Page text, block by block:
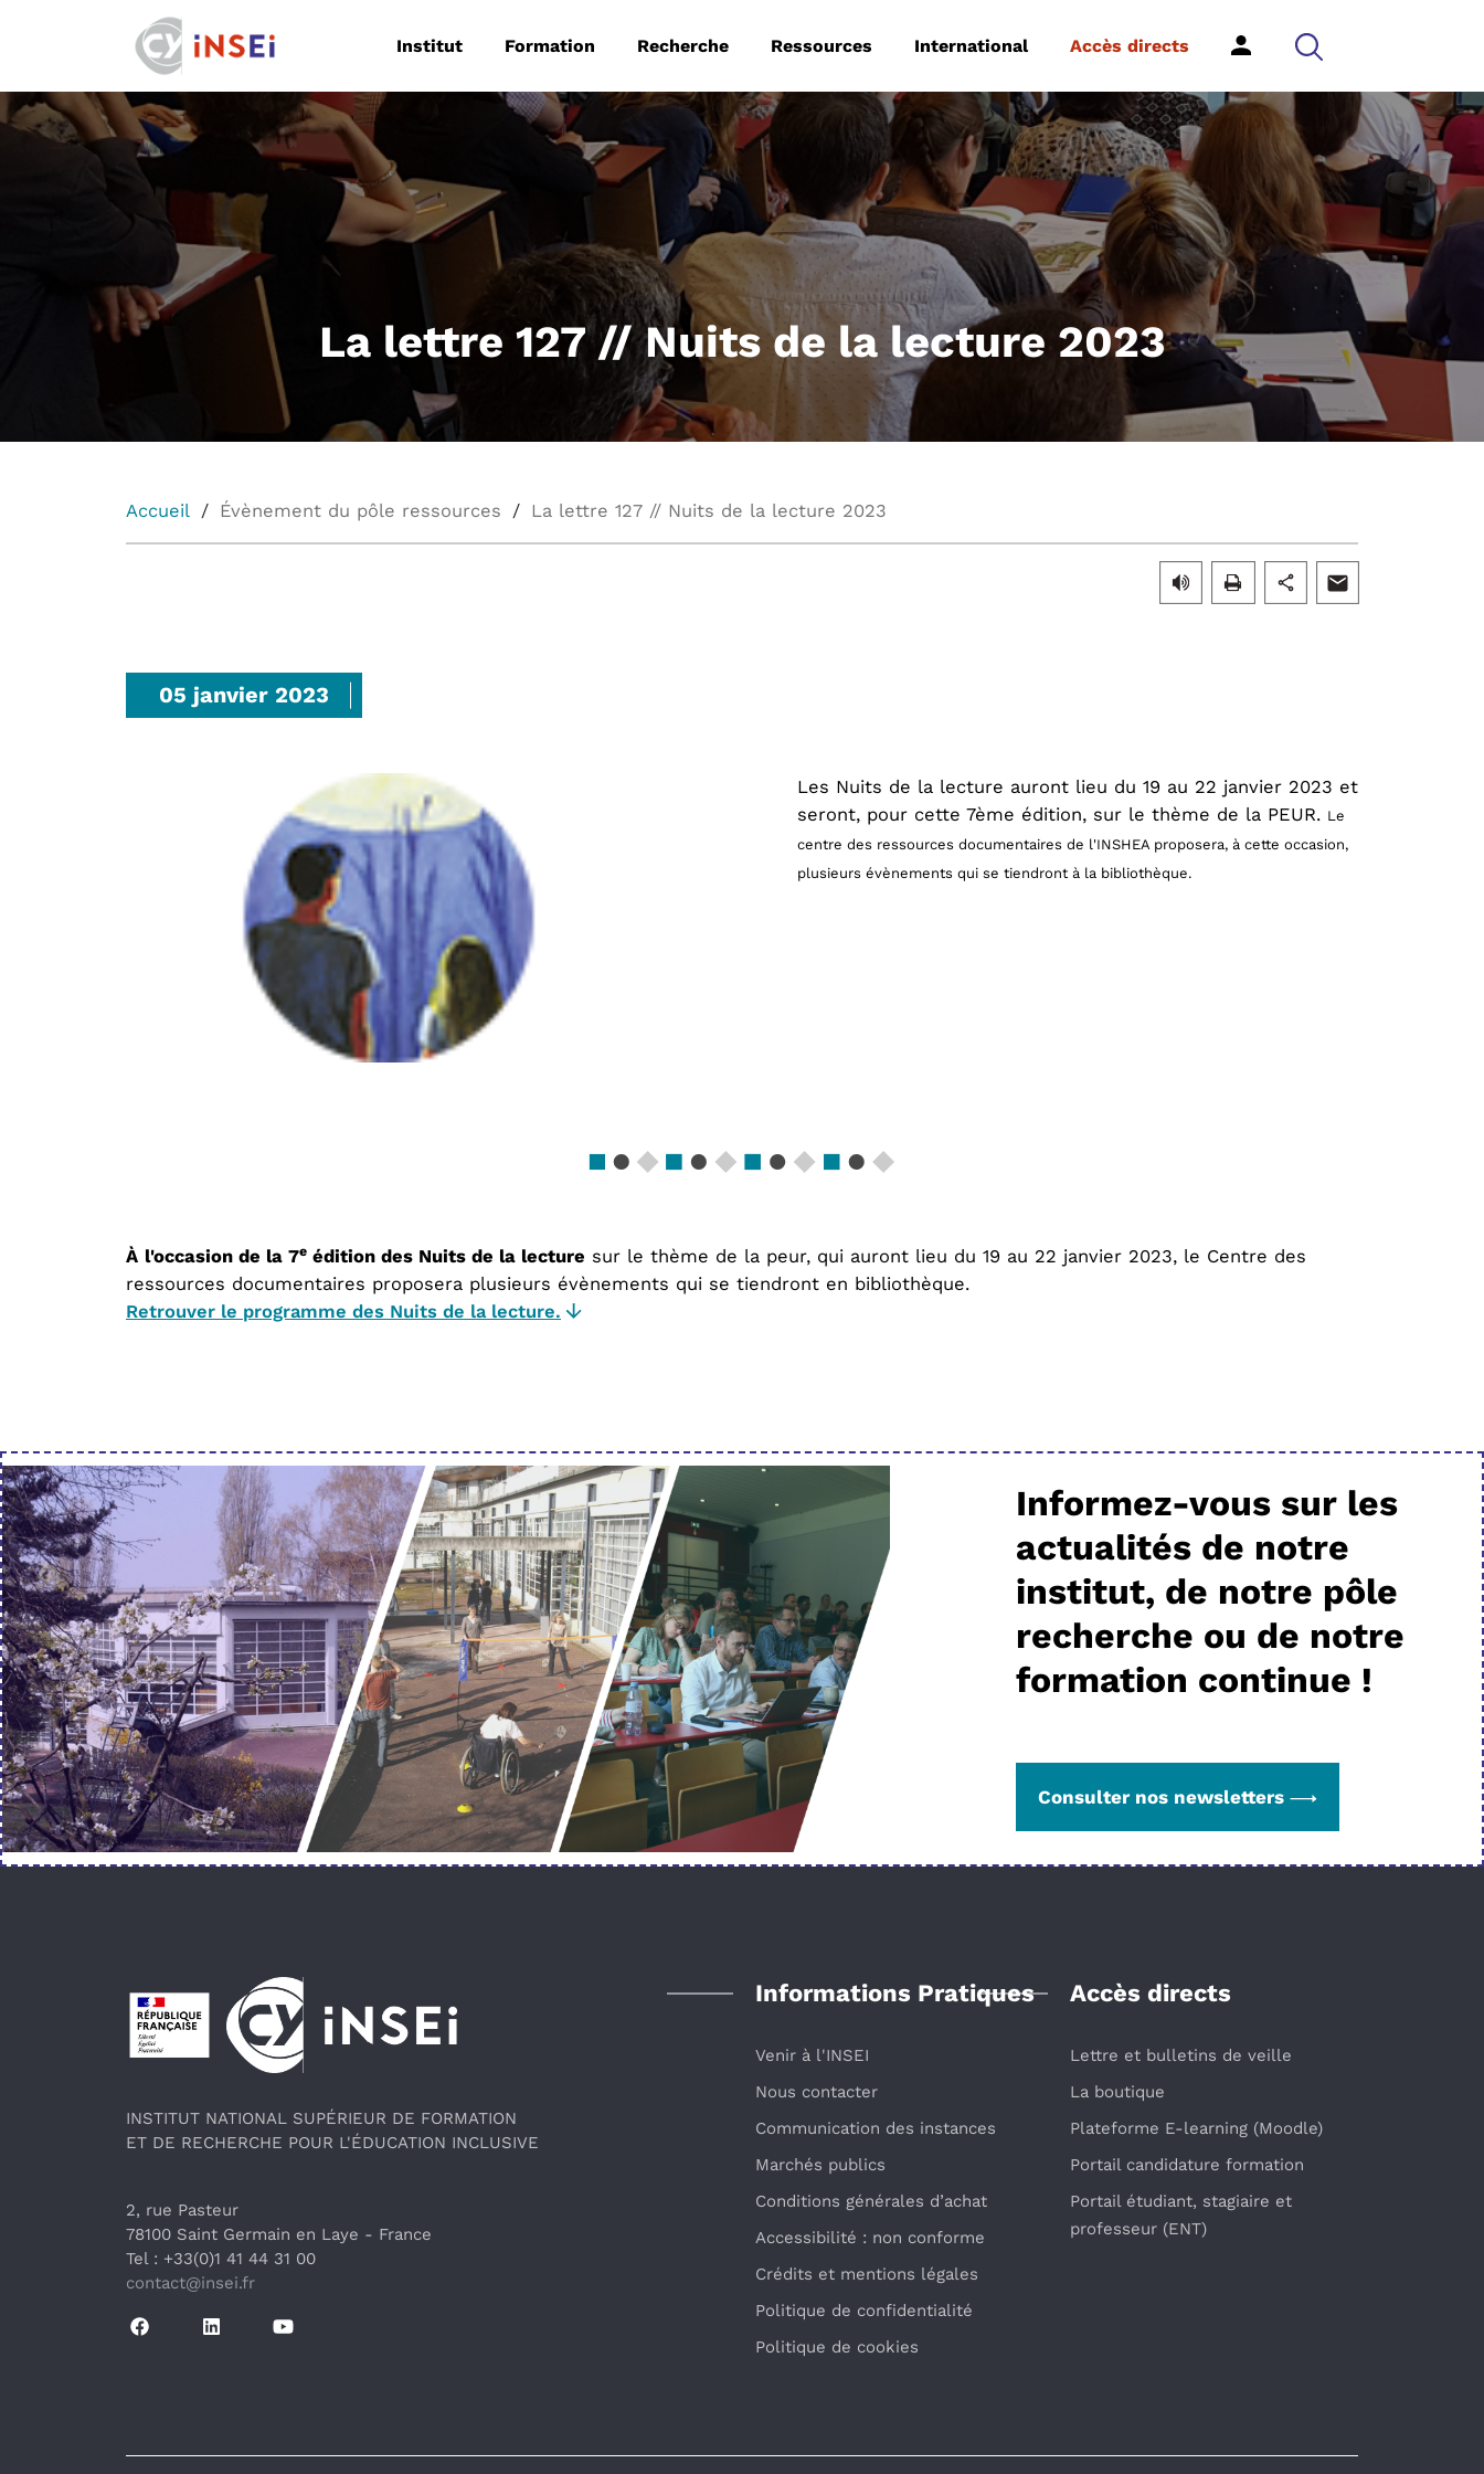
Institut Formation Recherche Ressources International Accès directs
La lettre 127 // Nuits de la lecture 2023
Accueil Évènement du pôle ressources La lettre 127 // Nuits de la lecture 2023
05 janvier 2023
Les Nuits de la lecture auront lieu du 19 au 22 janvier 2023 et
seront, pour cette 7ème édition, sur le thème de la PEUR. Le
centre des ressources documentaires de l'INSHEA proposera, à cette occasion,
plusieurs évènements qui se tiendront à la bibliothèque.
À l'occasion de la 7e édition des Nuits de la lecture sur le thème de la peur, qui auront lieu du 19 au 22 janvier 2023, le Centre des
ressources documentaires proposera plusieurs évènements qui se tiendront en bibliothèque.
Retrouver le programme des Nuits de la lecture.
Informez-vous sur les
actualités de notre
institut, de notre pôle
recherche ou de notre
formation continue !
Consulter nos newsletters
Pied de page
INSTITUT NATIONAL SUPÉRIEUR DE FORMATION
ET DE RECHERCHE POUR L'ÉDUCATION INCLUSIVE
2, rue Pasteur
78100 Saint Germain en Laye - France
Tel : +33(0)1 41 44 31 00
contact@insei.fr
Informations Pratiques
Venir à l'INSEI
Nous contacter
Communication des instances
Marchés publics
Conditions générales d’achat
Accessibilité : non conforme
Crédits et mentions légales
Politique de confidentialité
Politique de cookies
Accès directs
Lettre et bulletins de veille
La boutique
Plateforme E-learning (Moodle)
Portail candidature formation
Portail étudiant, stagiaire et
professeur (ENT)